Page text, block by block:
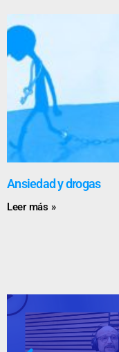
Ansiedad y drogas
Leer más »